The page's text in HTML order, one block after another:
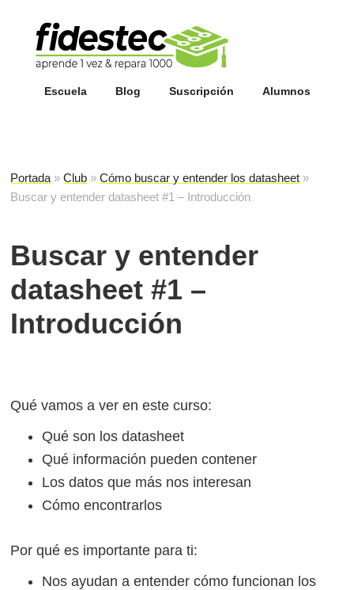
Escuela Blog Suscripción Alumnos
Portada »Club »Cómo buscar y entender los datasheet »
Buscar y entender datasheet #1 – Introducción
Buscar y entender
datasheet #1 –
Introducción
Qué vamos a ver en este curso:
Qué son los datasheet
Qué información pueden contener
Los datos que más nos interesan
Cómo encontrarlos
Por qué es importante para ti:
Nos ayudan a entender cómo funcionan los